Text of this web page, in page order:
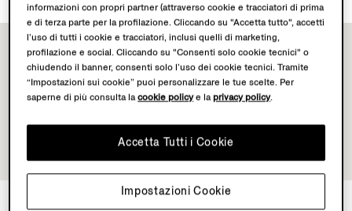
informazioni con propri partner (attraverso cookie e tracciatori di prima
e di terza parte per la profilazione. Cliccando su "Accetta tutto", accetti
l’uso di tutti i cookie e tracciatori, inclusi quelli di marketing,
profilazione e social. Cliccando su "Consenti solo cookie tecnici" o
chiudendo il banner, consenti solo l’uso dei cookie tecnici. Tramite
“Impostazioni sui cookie” puoi personalizzare le tue scelte. Per
saperne di più consulta lacookie policye laprivacy policy.
Accetta Tutti i Cookie
Impostazioni Cookie